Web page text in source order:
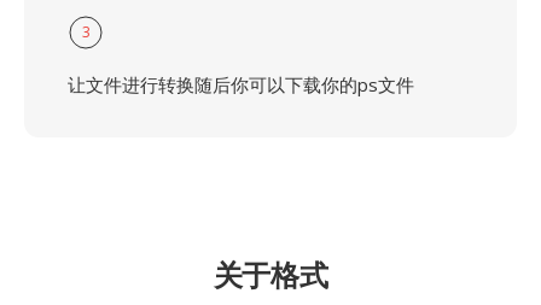
3
让文件进行转换随后你可以下载你的ps文件
关于格式